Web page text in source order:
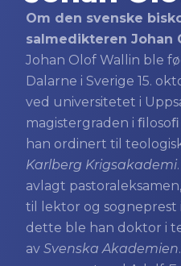
Om den svenske
salmedikteren Johan
Johan Olof Wallin ble
Dalarne i Sverige 15.
ved universitetet i
magistergraden i
han ordinert til
Karlberg Krigsakademi
avlagt
til lektor og sogneprest
dette ble han doktor i
av Svenska Akademien